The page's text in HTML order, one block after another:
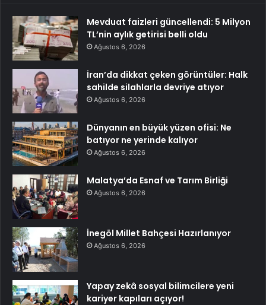
Mevduat faizleri güncellendi: 5 Milyon
TL’nin aylık getirisi belli oldu
Ağustos 6, 2026
İran’da dikkat çeken görüntüler: Halk
sahilde silahlarla devriye atıyor
Ağustos 6, 2026
Dünyanın en büyük yüzen ofisi: Ne
batıyor ne yerinde kalıyor
Ağustos 6, 2026
Malatya’da Esnaf ve Tarım Birliği
Ağustos 6, 2026
İnegöl Millet Bahçesi Hazırlanıyor
Ağustos 6, 2026
Yapay zekâ sosyal bilimcilere yeni
kariyer kapıları açıyor!